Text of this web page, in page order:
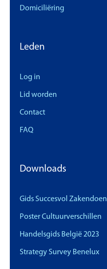
Domiciliëring
Leden
Log in
Lid worden
Contact
FAQ
Downloads
Gids Succesvol Zakendoen
Poster Cultuurverschillen
Handelsgids België 2023
Strategy Survey Benelux